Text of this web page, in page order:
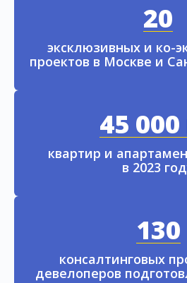
20
эксклюзивных и ко-
проектов в Москве и
45
квартир и
в 2023
130
консалтинговых
девелоперов